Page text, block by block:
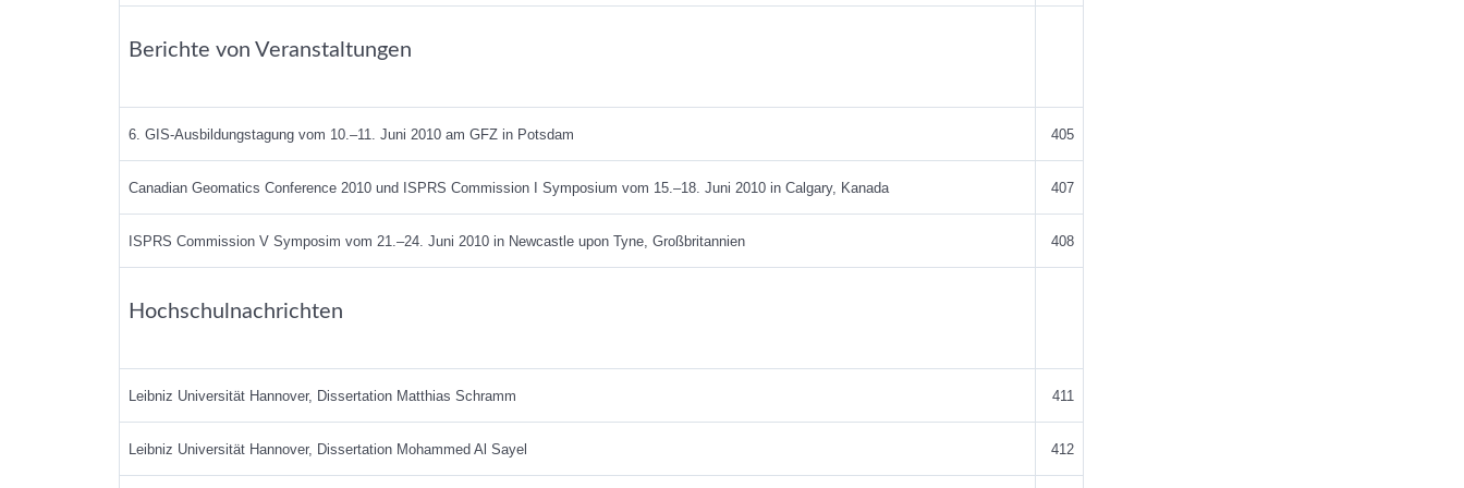
Berichte von Veranstaltungen
6. GIS-Ausbildungstagung vom 10.–11. Juni 2010 am GFZ in Potsdam 405
Canadian Geomatics Conference 2010 und ISPRS Commission I Symposium vom 15.–18. Juni 2010 in Calgary, Kanada 407
ISPRS Commission V Symposim vom 21.–24. Juni 2010 in Newcastle upon Tyne, Großbritannien 408
Hochschulnachrichten
Leibniz Universität Hannover, Dissertation Matthias Schramm 411
Leibniz Universität Hannover, Dissertation Mohammed Al Sayel 412